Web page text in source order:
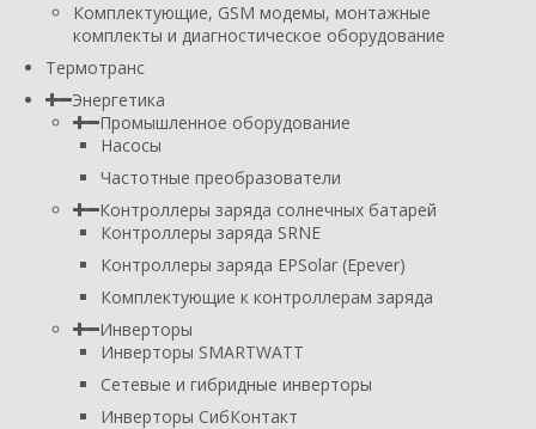
Комплектующие, GSM модемы, монтажные
комплекты и диагностическое оборудование
Термотранс
Энергетика
Промышленное оборудование
Насосы
Частотные преобразователи
Контроллеры заряда солнечных батарей
Контроллеры заряда SRNE
Контроллеры заряда EPSolar (Epever)
Комплектующие к контроллерам заряда
Инверторы
Инверторы SMARTWATT
Сетевые и гибридные инверторы
Инверторы СибКонтакт